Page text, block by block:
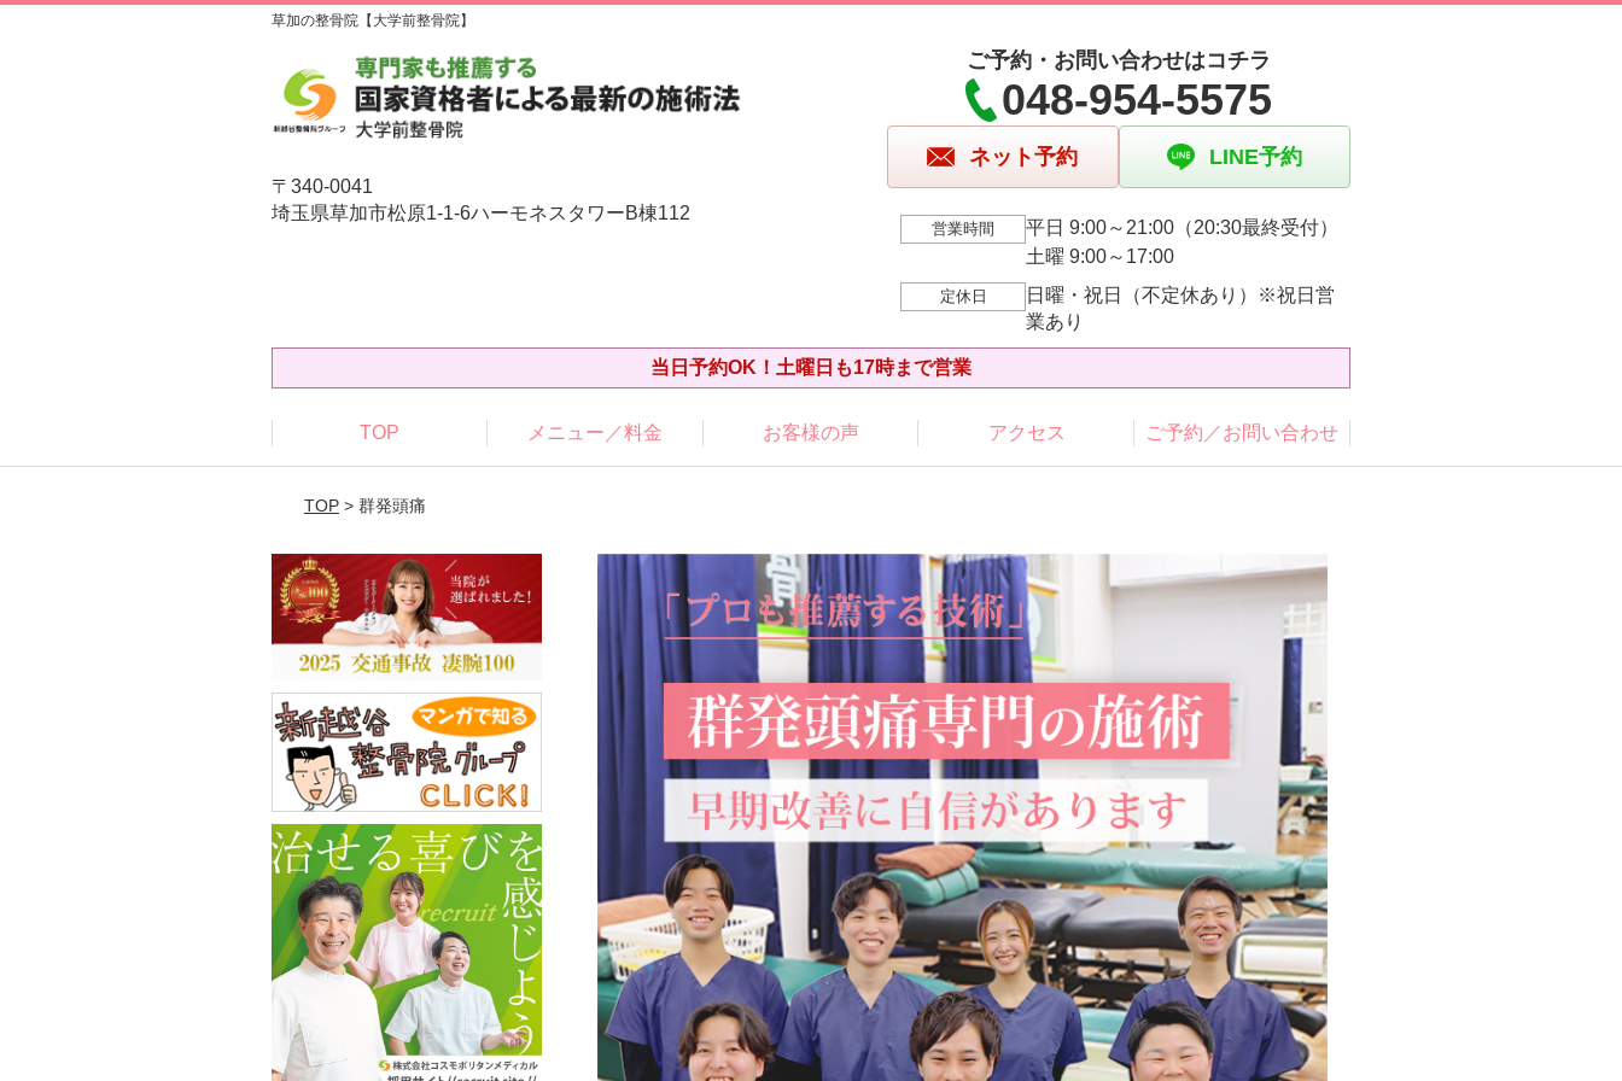
草加の整骨院【大学前整骨院】
〒340-0041
埼玉県草加市松原1-1-6ハーモネスタワーB棟112
ご予約・お問い合わせはコチラ
048-954-5575
ネット予約 LINE予約
営業時間
平日 9:00～21:00（20:30最終受付）
土曜 9:00～17:00
定休日
日曜・祝日（不定休あり）※祝日営
業あり
当日予約OK！土曜日も17時まで営業
TOP メニュー／料金 お客様の声 アクセス ご予約／お問い合わせ
TOP> 群発頭痛